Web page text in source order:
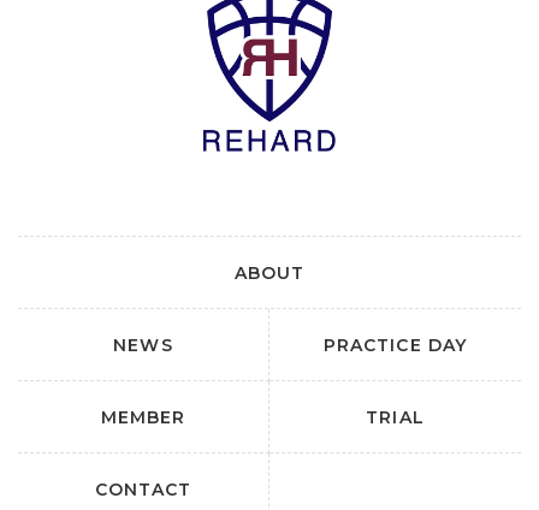
ABOUT
NEWS PRACTICE DAY
MEMBER TRIAL
CONTACT